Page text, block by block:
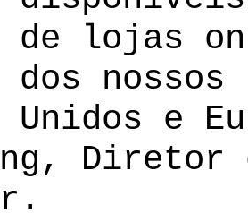
de lojas
dos
Unidos e
Diretor